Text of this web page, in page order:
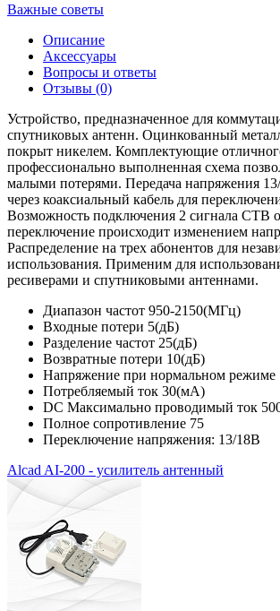
Важные советы
Описание
Аксессуары
Вопросы и ответы
Отзывы (0)
Устройство, предназначенное для
спутниковых антенн. Оцинкованный
покрыт никелем. Комплектующие
профессионально выполненная схема
малыми потерями. Передача напряжения
через коаксиальный кабель для
Возможность подключения 2 сигнала СТВ
переключение происходит изменением
Распределение на трех абонентов для
использования. Применим для
ресиверами и спутниковыми антеннами.
Диапазон частот 950-2150(МГц)
Входные потери 5(дБ)
Разделение частот 25(дБ)
Возвратные потери 10(дБ)
Напряжение при нормальном режиме
Потребляемый ток 30(мA)
DC Максимально проводимый ток
Полное сопротивление 75
Переключение напряжения: 13/18В
Alcad AI-200 - усилитель антенный